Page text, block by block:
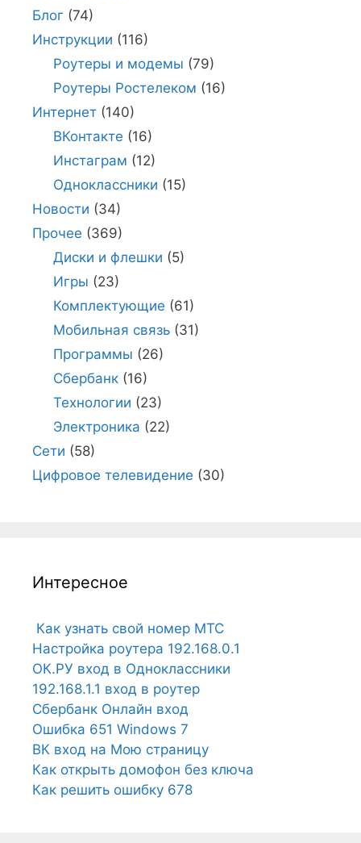
Блог (74)
Инструкции (116)
Роутеры и модемы (79)
Роутеры Ростелеком (16)
Интернет (140)
ВКонтакте (16)
Инстаграм (12)
Одноклассники (15)
Новости (34)
Прочее (369)
Диски и флешки (5)
Игры (23)
Комплектующие (61)
Мобильная связь(31)
Программы (26)
Сбербанк(16)
Технологии (23)
Электроника (22)
Сети (58)
Цифровое телевидение (30)
Интересное
Как узнать свой номер МТС
Настройка роутера 192.168.0.1
ОК.РУ вход в Одноклассники
192.168.1.1 вход в роутер
Сбербанк Онлайн вход
Ошибка 651 Windows 7
ВК вход на Мою страницу
Как открыть домофон без ключа
Как решить ошибку 678